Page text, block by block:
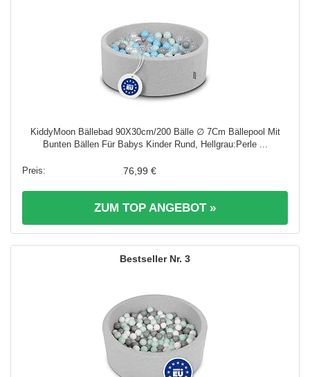
KiddyMoon Bällebad 90X30cm/200 Bälle ∅ 7Cm Bällepool Mit
Bunten Bällen Für Babys Kinder Rund, Hellgrau:Perle ...
76,99 €
ZUM TOP ANGEBOT »
3